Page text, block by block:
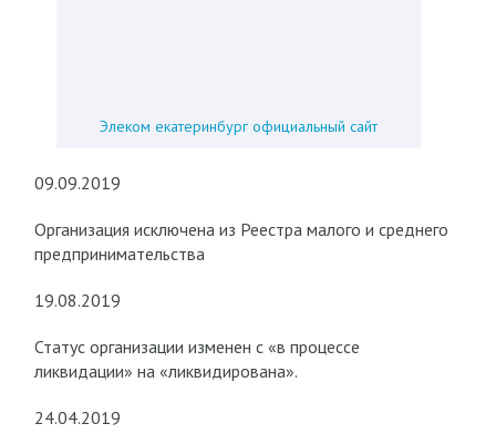
Элеком екатеринбург официальный сайт
09.09.2019
Организация исключена из Реестра малого и среднего
предпринимательства
19.08.2019
Статус организации изменен с «в процессе
ликвидации» на «ликвидирована».
24.04.2019